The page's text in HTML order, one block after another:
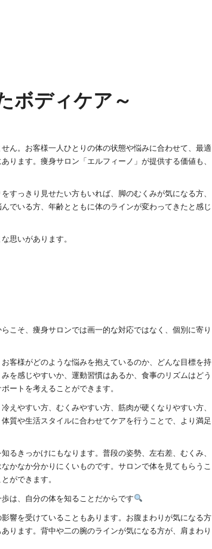
ボディケア～
ん。お客様一人ひとりの体の状態や悩みに合わせて、最適
ります。痩身サロン「エルフィーノ」が提供する価値も、
すっきり見せたい方もいれば、脚のむくみが気になる方、
でいる方、年齢とともに体のラインが変わってきたと感じ
思いがあります。
こそ、痩身サロンでは画一的な対応ではなく、個別に寄り
客様がどのような悩みを抱えているのか、どんな目標を持
を感じやすいか、運動習慣はあるか、食事のリズムはどう
ートを考えることができます。
えやすい方、むくみやすい方、筋肉が硬くなりやすい方、
質や生活スタイルに合わせてケアを行うことで、より満足
るきっかけにもなります。普段の姿勢、左右差、むくみ、
かなか分かりにくいものです。サロンで体を見てもらうこ
ができます。
は、自分の体を知ることだからです
響を受けていることもあります。お腹まわりが気になる方
ります。背中や二の腕のラインが気になる方が、肩まわり